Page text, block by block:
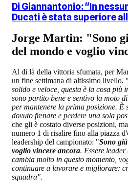
Di Giannantonio: "In
Ducati è stata superiore
Jorge Martin: "Sono
del mondo e voglio
Al di là della vittoria sfumata, per
un fine settimana di altissimo livello. "
solido e veloce, questa è la cosa più
sono partito bene e sentivo la moto
per mantenere la prima posizione. È
dovuto frenare e perdere una sola
che gli è costato diverse posizioni,
numero 1 di risalire fino alla piazza
leadership del campionato: "Sono
voglio vincere ancora. Essere
cambia molto in questo momento,
continuare a lavorare e migliorare:
squadra".